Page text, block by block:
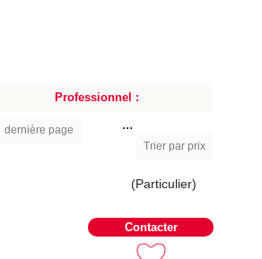
Professionnel :
...
dernière page
Trier par prix
(Particulier)
Contacter